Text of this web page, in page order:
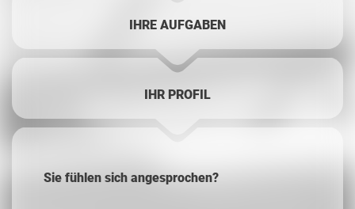
IHRE AUFGABEN
IHR PROFIL
Sie fühlen sich angesprochen?